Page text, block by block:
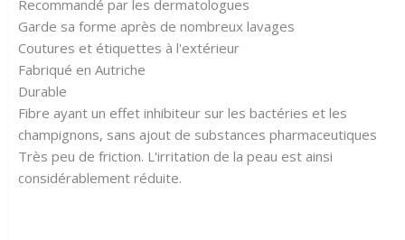
Recommandé par les dermatologues
Garde sa forme après de nombreux lavages
Coutures et étiquettes à l'extérieur
Fabriqué en Autriche
Durable
Fibre ayant un effet inhibiteur sur les bactéries et les
champignons, sans ajout de substances pharmaceutiques
Très peu de friction. L'irritation de la peau est ainsi
considérablement réduite.